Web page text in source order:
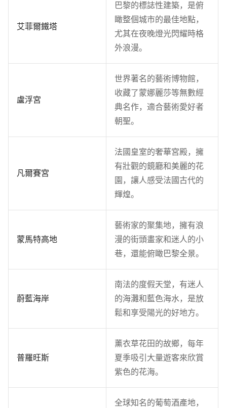
艾菲爾鐵塔
巴黎的標誌性建築，是俯
瞰整個城市的最佳地點，
尤其在夜晚燈光閃耀時格
外浪漫。
盧浮宮
世界著名的藝術博物館，
收藏了蒙娜麗莎等無數經
典名作，適合藝術愛好者
朝聖。
凡爾賽宮
法國皇室的奢華宮殿，擁
有壯觀的鏡廳和美麗的花
園，讓人感受法國古代的
輝煌。
蒙馬特高地
藝術家的聚集地，擁有浪
漫的街頭畫家和迷人的小
巷，還能俯瞰巴黎全景。
蔚藍海岸
南法的度假天堂，有迷人
的海灘和藍色海水，是放
鬆和享受陽光的好地方。
普羅旺斯
薰衣草花田的故鄉，每年
夏季吸引大量遊客來欣賞
紫色的花海。
全球知名的葡萄酒產地，